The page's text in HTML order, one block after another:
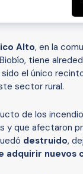
Alto, en la
tiene
el único
sector rural.
de los
y que afectaron
destruido,
adquirir nuevos